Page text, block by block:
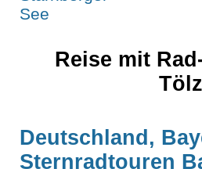
Reise mit
Deutschland,
Sternradtouren